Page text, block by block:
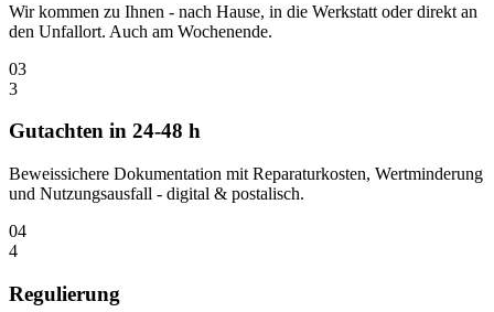
Wir kommen zu Ihnen - nach Hause, in die Werkstatt oder direkt an
den Unfallort. Auch am Wochenende.
03
3
Gutachten in 24-48 h
Beweissichere Dokumentation mit Reparaturkosten, Wertminderung
und Nutzungsausfall - digital & postalisch.
04
4
Regulierung